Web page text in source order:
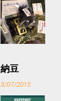
納豆
3/07/2015